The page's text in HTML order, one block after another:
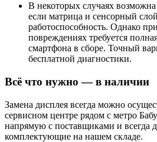
В некоторых случаях возможна
если матрица и сенсорный
работоспособность. Однако
повреждениях требуется
смартфона в сборе. Точный
бесплатной диагностики.
Всё что нужно — в наличии
Замена дисплея всегда можно
сервисном центре рядом с метро
напрямую с поставщиками и всегда
комплектующие на нашем складе.